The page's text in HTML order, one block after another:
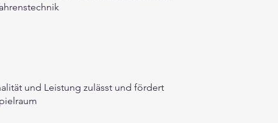
und Leistung zulässt und fördert